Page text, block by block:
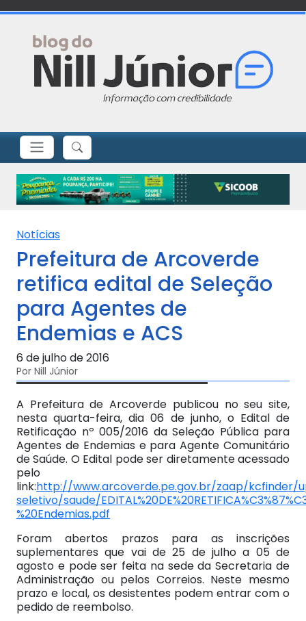
Notícias
Prefeitura de Arcoverde
retifica edital de Seleção
para Agentes de
Endemias e ACS
6 de julho de 2016
Por Nill Júnior
A Prefeitura de Arcoverde publicou no seu site,
nesta quarta-feira, dia 06 de junho, o Edital de
Retificação nº 005/2016 da Seleção Pública para
Agentes de Endemias e para Agente Comunitário
de Saúde. O Edital pode ser diretamente acessado
pelo
link:http://www.arcoverde.pe.gov.br/zaap/
seletivo/saude/
%20Endemias.pdf
Foram abertos prazos para as inscrições
suplementares que vai de 25 de julho a 05 de
agosto e pode ser feita na sede da Secretaria de
Administração ou pelos Correios. Neste mesmo
prazo e local, os desistentes podem entrar com o
pedido de reembolso.